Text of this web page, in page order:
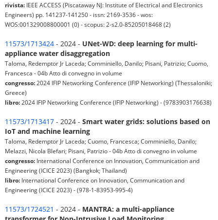
rivista: IEEE ACCESS (Piscataway NJ: Institute of Electrical and Electronics
Engineers) pp. 141237-141250 - issn: 2169-3536 - wos:
WOS:001329008800001 (0) - scopus: 2-s2.0-85205018468 (2)
11573/1713424 - 2024 - UNet-WD: deep learning for multi-
appliance water disaggregation
Taloma, Redemptor Jr Laceda; Comminiello, Danilo; Pisani, Patrizio; Cuomo,
Francesca - 04b Atto di convegno in volume
congresso: 2024 IFIP Networking Conference (IFIP Networking) (Thessaloniki;
Greece)
libro: 2024 IFIP Networking Conference (IFIP Networking) - (9783903176638)
11573/1713417 - 2024 - Smart water grids: solutions based on
IoT and machine learning
Taloma, Redemptor Jr Laceda; Cuomo, Francesca; Comminiello, Danilo;
Melazzi, Nicola Blefari; Pisani, Patrizio - 04b Atto di convegno in volume
congresso: International Conference on Innovation, Communication and
Engineering (ICICE 2023) (Bangkok; Thailand)
libro: International Conference on Innovation, Communication and
Engineering (ICICE 2023) - (978-1-83953-995-4)
11573/1724521 - 2024 - MANTRA: a multi-appliance